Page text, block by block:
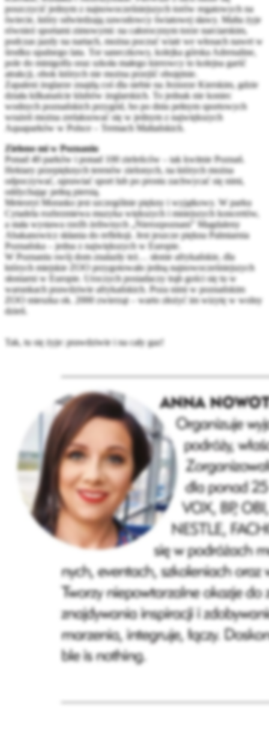
poszczycić jednym z najnowocześniejszych torów regatowych na
świecie, który odwiedzają zawodowcy światowej sławy. Malta żyje
również sportami zimowymi: na całorocznym torze narciarskim,
podczas jazdy na nartach, można poczuć wiatr we włosach nawet w
środku upalnego lata. Tor saneczkowy, kolejka górska Adrenaline,
pole do minigolfa oraz szkoła małego kierowcy to kolejna garść
atrakcji, obok których nie można przejść obojętnie.
Zapaleni żeglarze znajdą coś dla siebie na Jeziorze Kierskim, gdzie
działa kilkanaście klubów żeglarskich. To jednak nie koniec
wodnych poznańskich przygód, bo po dniu pełnym sportowych
wrażeń można zrelaksować się w jednym z największych
Aquaparków w Polsce – Termach Maltańskich.
Zielono mi w Poznaniu
Ponad 40 parków i ponad 100 zieleńców – tak kwitnie Poznań.
Hektary przepięknych terenów zielonych, na których można
odpoczywać, uprawiać sport lub po prostu zachwycać się nimi,
oddychając pełną piersią.
Meteoryt Morasko jest szczególnie piękny i wyjątkowy. W parku
Cytadela rozbrzmiewa muzyka większych i mniejszych koncertów,
a stała wystawa rzeźb żeliwnych „Nierozpoznani” Magdaleny
Abakanowicz skłania do refleksji. Jest jeszcze piękna Palmiarnia
Poznańska – jedna z największych w Europie.
W Poznaniu swój dom znalazły też… słonie afrykańskie, dla
których miejskie ZOO przygotowało jedną najnowocześniejszych
słoniarni w Europie. Uroczych posiadaczy trąb gości się tu w
warunkach prawdziwie afrykańskich. Poza nimi w poznańskim
ZOO mieszka ok. 2000 zwierząt – warto złożyć im wizytę w wolny
dzień.
Tak, tu się żyje: prawdziwie i na cały gaz!